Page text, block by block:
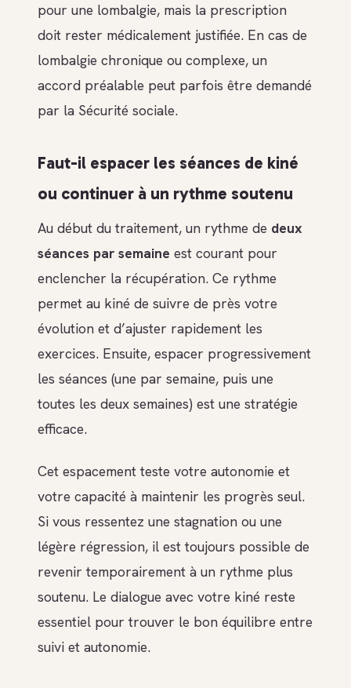
pour une lombalgie, mais la prescription
doit rester médicalement justifiée. En cas de
lombalgie chronique ou complexe, un
accord préalable peut parfois être demandé
par la Sécurité sociale.
Faut-il espacer les séances de kiné
ou continuer à un rythme soutenu
Au début du traitement, un rythme de deux
séances par semaine est courant pour
enclencher la récupération. Ce rythme
permet au kiné de suivre de près votre
évolution et d’ajuster rapidement les
exercices. Ensuite, espacer progressivement
les séances (une par semaine, puis une
toutes les deux semaines) est une stratégie
efficace.
Cet espacement teste votre autonomie et
votre capacité à maintenir les progrès seul.
Si vous ressentez une stagnation ou une
légère régression, il est toujours possible de
revenir temporairement à un rythme plus
soutenu. Le dialogue avec votre kiné reste
essentiel pour trouver le bon équilibre entre
suivi et autonomie.